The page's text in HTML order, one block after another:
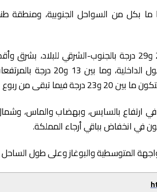
بكل من السواحل الجنوبية، ومنطقة
وستتراوح درجات الحرارة الدنيا ما بين 23 و29 درجة بالجنوب-
والسايسو داخل منطقة سوس وبالسهول
من ربوع المملكة.
في ارتفاع بالسايس، وبهضاب والماس،
في انخفاض بباقي أرجاء المملكة.
المتوسطية والبوغاز وعلى طول